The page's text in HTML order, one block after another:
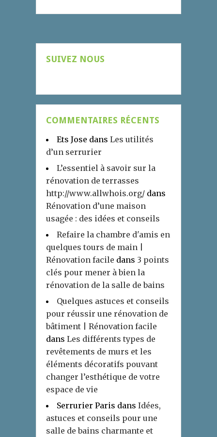
SUIVEZ NOUS
COMMENTAIRES RÉCENTS
Ets Jose dans Les utilités
d’un serrurier
L’essentiel à savoir sur la
rénovation de terrasses
http://www.allwhois.org/ dans
Rénovation d’une maison
usagée : des idées et conseils
Refaire la chambre d'amis en
quelques tours de main |
Rénovation facile dans 3 points
clés pour mener à bien la
rénovation de la salle de bains
Quelques astuces et conseils
pour réussir une rénovation de
bâtiment | Rénovation facile
dans Les différents types de
revêtements de murs et les
éléments décoratifs pouvant
changer l’esthétique de votre
espace de vie
Serrurier Paris dans Idées,
astuces et conseils pour une
salle de bains charmante et